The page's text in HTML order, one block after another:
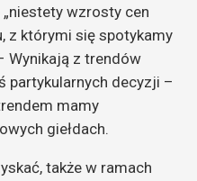
wzrosty cen
z którymi się spotykamy
Wynikają z trendów
partykularnych decyzji –
mamy
giełdach.
także w ramach